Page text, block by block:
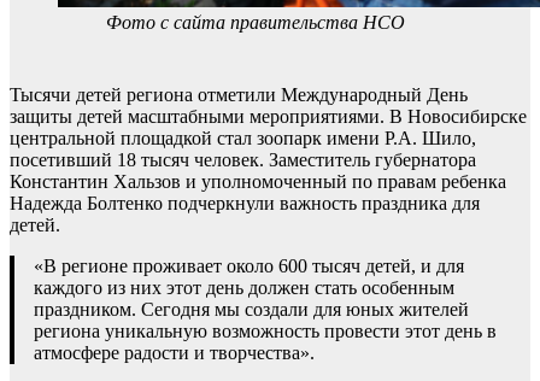
Фото с сайта правительства НСО
Тысячи детей региона отметили Международный День
защиты детей масштабными мероприятиями. В Новосибирске
центральной площадкой стал зоопарк имени Р.А. Шило,
посетивший 18 тысяч человек. Заместитель губернатора
Константин Хальзов и уполномоченный по правам ребенка
Надежда Болтенко подчеркнули важность праздника для
детей.
«В регионе проживает около 600 тысяч детей, и для
каждого из них этот день должен стать особенным
праздником. Сегодня мы создали для юных жителей
региона уникальную возможность провести этот день в
атмосфере радости и творчества».